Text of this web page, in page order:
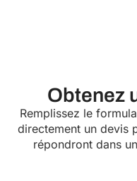
Obtenez
Remplissez le
directement un devis
répondront dans